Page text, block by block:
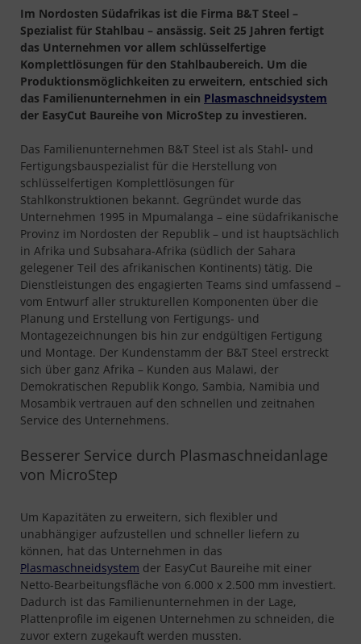
Im Nordosten Südafrikas ist die Firma B&T Steel –
Spezialist für Stahlbau – ansässig. Seit 25 Jahren fertigt
das Unternehmen vor allem schlüsselfertige
Komplettlösungen für den Stahlbaubereich. Um die
Produktionsmöglichkeiten zu erweitern, entschied sich
das Familienunternehmen in ein Plasmaschneidsystem
der EasyCut Baureihe von MicroStep zu investieren.
Das Familienunternehmen B&T Steel ist als Stahl- und
Fertigungsbauspezialist für die Herstellung von
schlüsselfertigen Komplettlösungen für
Stahlkonstruktionen bekannt. Gegründet wurde das
Unternehmen 1995 in Mpumalanga – eine südafrikanische
Provinz im Nordosten der Republik – und ist hauptsächlich
in Afrika und Subsahara-Afrika (südlich der Sahara
gelegener Teil des afrikanischen Kontinents) tätig. Die
Dienstleistungen des engagierten Teams sind umfassend –
vom Entwurf aller strukturellen Komponenten über die
Planung und Erstellung von Fertigungs- und
Montagezeichnungen bis hin zur endgültigen Fertigung
und Montage. Der Kundenstamm der B&T Steel erstreckt
sich über ganz Afrika – Kunden aus Malawi, der
Demokratischen Republik Kongo, Sambia, Namibia und
Mosambik vertrauen auf den schnellen und zeitnahen
Service des Unternehmens.
Besserer Service durch Plasmaschneidanlage
von MicroStep
Um Kapazitäten zu erweitern, sich flexibler und
unabhängiger aufzustellen und schneller liefern zu
können, hat das Unternehmen in das
Plasmaschneidsystem der EasyCut Baureihe mit einer
Netto-Bearbeitungsfläche von 6.000 x 2.500 mm investiert.
Dadurch ist das Familienunternehmen in der Lage,
Plattenprofile im eigenen Unternehmen zu schneiden, die
zuvor extern zugekauft werden mussten.